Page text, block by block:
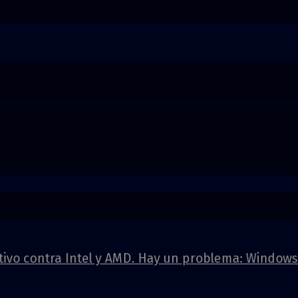
contra Intel y AMD. Hay un problema: Windows